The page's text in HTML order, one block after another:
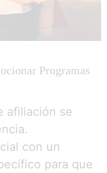
Programas
afiliación se
con un
para que